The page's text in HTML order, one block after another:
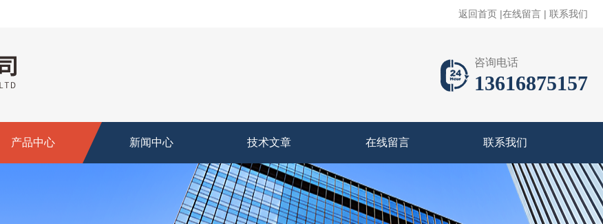
返回首页 |在线留言 | 联系我们
咨询电话
13616875157
产品中心 新闻中心 技术文章 在线留言 联系我们